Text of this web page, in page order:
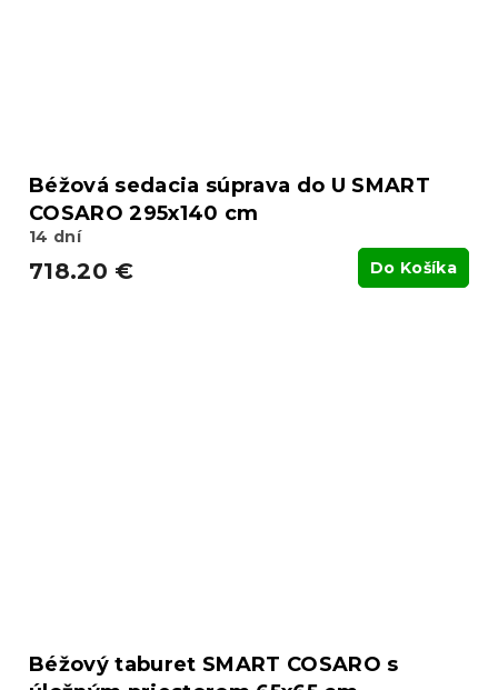
Béžová sedacia súprava do U SMART
COSARO 295x140 cm
14 dní
718.20 € Do Košíka
Béžový taburet SMART COSARO s